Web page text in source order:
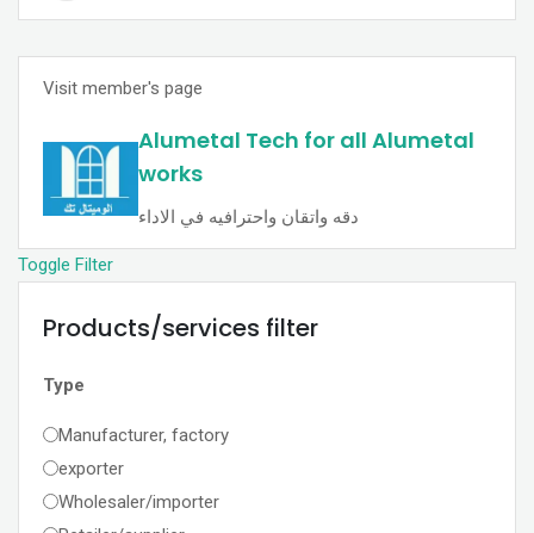
Visit member's page
Alumetal Tech for all Alumetal
works
دقه واتقان واحترافيه في الاداء
Toggle Filter
Products/services filter
Type
Manufacturer, factory
exporter
Wholesaler/importer